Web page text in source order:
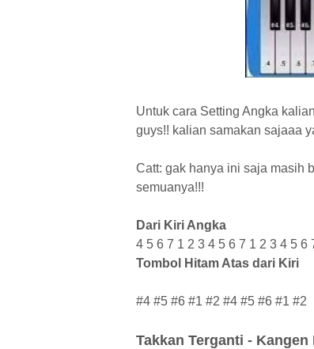
Untuk cara Setting Angka
guys!! kalian samakan sajaaa
Catt: gak hanya ini saja masih
semuanya!!!
Dari Kiri Angka
4 5 6 7 1 2 3 4 5 6 7 1 2 3 4 5 6
Tombol Hitam Atas dari Kiri
#4 #5 #6 #1 #2 #4 #5 #6 #1 #2
Takkan Terganti - Kangen